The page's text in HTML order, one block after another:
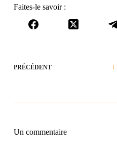
Faites-le savoir :
PRÉCÉDENT
Un commentaire